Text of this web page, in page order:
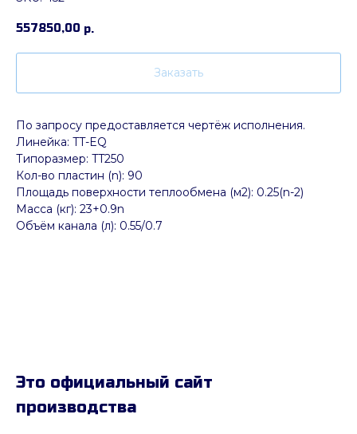
557850,00 р.
Заказать
По запросу предоставляется чертёж исполнения.
Линейка: TT-EQ
Типоразмер: TT250
Кол-во пластин (n): 90
Площадь поверхности теплообмена (м2): 0.25(n-2)
Масса (кг): 23+0.9n
Объём канала (л): 0.55/0.7
Это официальный сайт
производства